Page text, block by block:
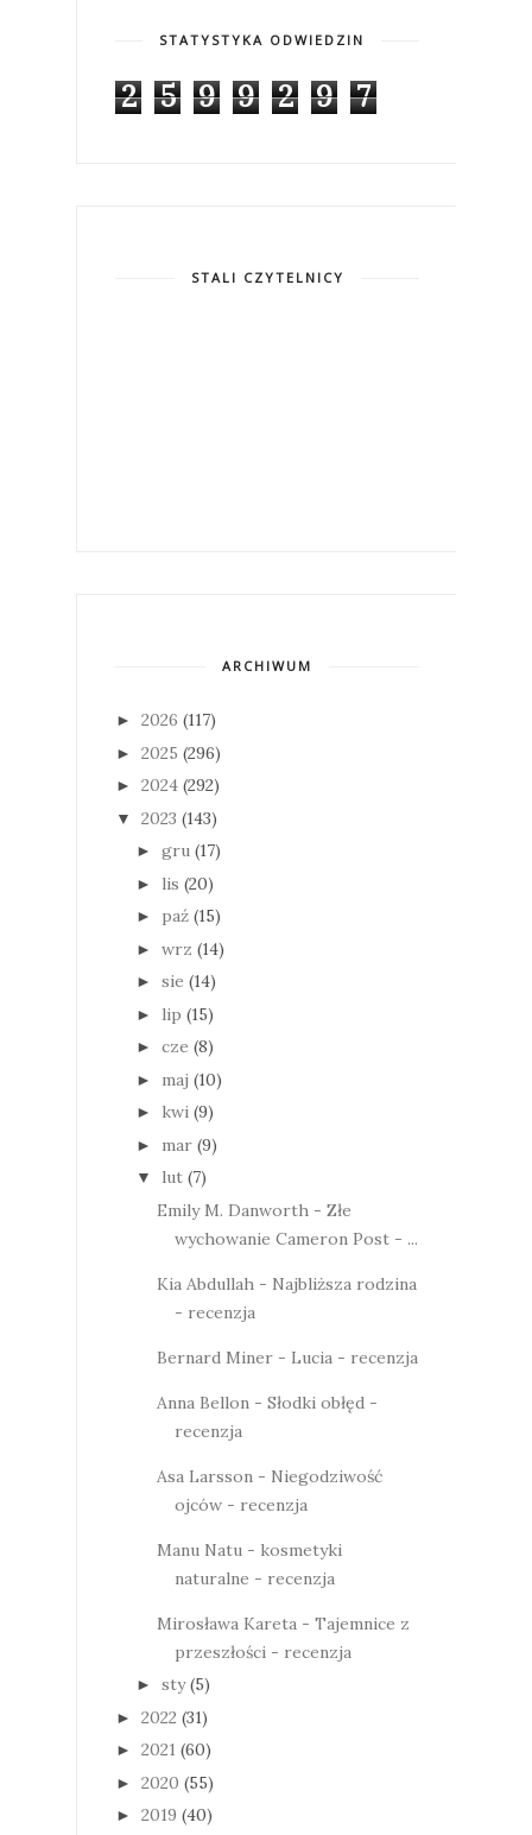
STATYSTYKA ODWIEDZIN
2 5 9 9 2 9 7
STALI CZYTELNICY
ARCHIWUM
► 2026 (117)
► 2025 (296)
► 2024 (292)
▼ 2023 (143)
► gru (17)
► lis (20)
► paź (15)
► wrz (14)
► sie (14)
► lip (15)
► cze (8)
► maj (10)
► kwi (9)
► mar (9)
▼ lut (7)
Emily M. Danworth - Złe
wychowanie Cameron Post - ...
Kia Abdullah - Najbliższa rodzina
- recenzja
Bernard Miner - Lucia - recenzja
Anna Bellon - Słodki obłęd -
recenzja
Asa Larsson - Niegodziwość
ojców - recenzja
Manu Natu - kosmetyki
naturalne - recenzja
Mirosława Kareta - Tajemnice z
przeszłości - recenzja
► sty (5)
► 2022 (31)
► 2021 (60)
► 2020 (55)
► 2019 (40)